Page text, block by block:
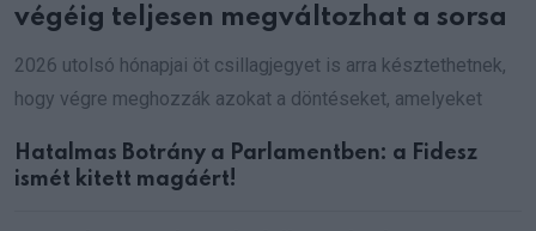
végéig teljesen megváltozhat a sorsa
2026 utolsó hónapjai öt csillagjegyet is arra késztethetnek,
hogy végre meghozzák azokat a döntéseket, amelyeket
Hatalmas Botrány a Parlamentben: a Fidesz
ismét kitett magáért!